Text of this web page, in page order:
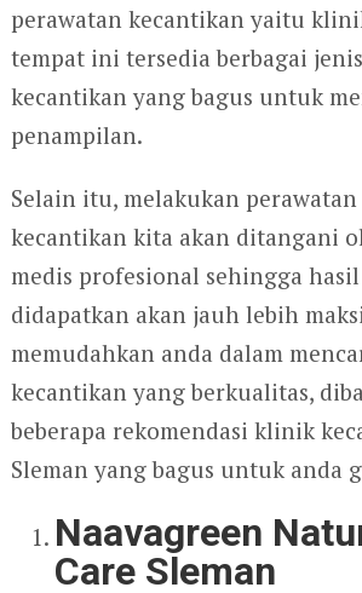
perawatan kecantikan yaitu
tempat ini tersedia berbagai
kecantikan yang bagus untuk
penampilan.
Selain itu, melakukan
kecantikan kita akan ditangani
medis profesional sehingga
didapatkan akan jauh lebih
memudahkan anda dalam
kecantikan yang berkualitas,
beberapa rekomendasi klinik
Sleman yang bagus untuk anda
Naavagreen
Care Sleman